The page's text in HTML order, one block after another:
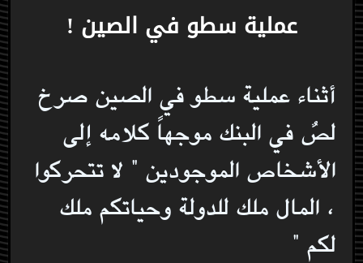
عملية سطو في الصين !
أثناء عملية سطو في الصين صرخ
لصٌ في البنك موجهاً كلامه إلى
الأشخاص الموجودين " لا تتحركوا
، المال ملك للدولة وحياتكم ملك
لكم "